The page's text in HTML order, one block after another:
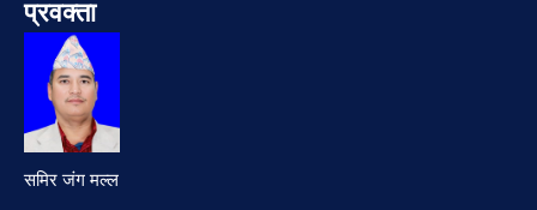
प्रवक्ता
समिर जंग मल्ल